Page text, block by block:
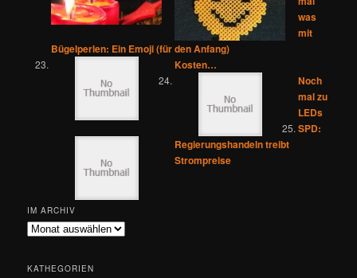
was
mit
Bügelperlen: Ein Emoji (für den Anfang)
Kosten…
Noch
mal zu
LEDs
SPD:
Regierungshandeln treibt
Strompreise
IM ARCHIV
Im
KATHEGORIEN